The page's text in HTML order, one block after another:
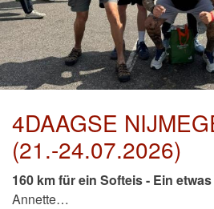
4DAAGSE
(21.-24.07.2026)
160 km für ein Softeis - Ein
Annette…